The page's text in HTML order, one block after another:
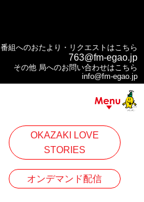
番組へのおたより・リクエストはこちら
763@fm-egao.jp
その他 局へのお問い合わせはこちら
info@fm-egao.jp
OKAZAKI LOVE
STORIES
オンデマンド配信